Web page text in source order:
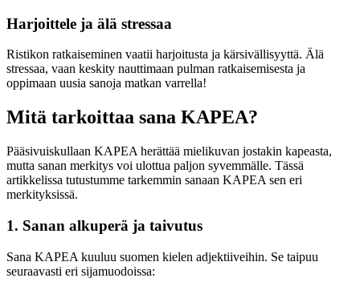
Harjoittele ja älä stressaa
Ristikon ratkaiseminen vaatii harjoitusta ja kärsivällisyyttä. Älä
stressaa, vaan keskity nauttimaan pulman ratkaisemisesta ja
oppimaan uusia sanoja matkan varrella!
Mitä tarkoittaa sana KAPEA?
Pääsivuiskullaan KAPEA herättää mielikuvan jostakin kapeasta,
mutta sanan merkitys voi ulottua paljon syvemmälle. Tässä
artikkelissa tutustumme tarkemmin sanaan KAPEA sen eri
merkityksissä.
1. Sanan alkuperä ja taivutus
Sana KAPEA kuuluu suomen kielen adjektiiveihin. Se taipuu
seuraavasti eri sijamuodoissa: